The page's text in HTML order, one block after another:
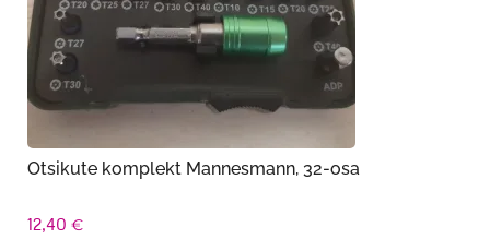
Otsikute komplekt Mannesmann, 32-osa
12,40 €